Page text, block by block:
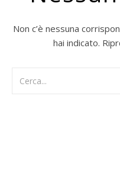
Non c’è nessuna
hai indicato.